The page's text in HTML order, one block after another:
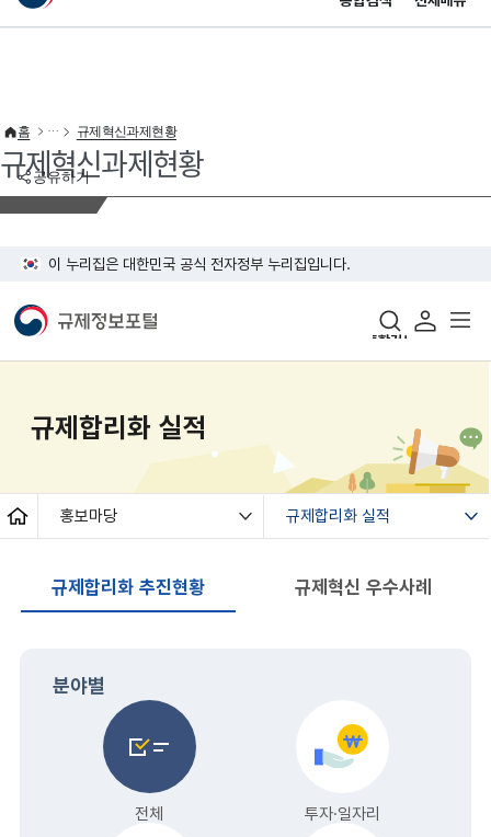
이 누리집은 대한민국 공식 전자정부 누리집입니다.
공유하기
홈 규제혁신과제현황
규제혁신과제현황